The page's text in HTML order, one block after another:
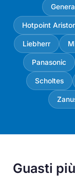
Hotpoint
Liebherr
Panasonic
Scholtes
Guasti